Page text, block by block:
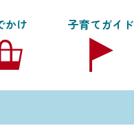
かけ 子育てガイド